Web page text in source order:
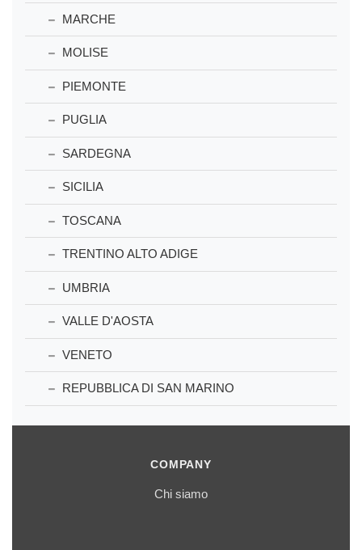
MARCHE
MOLISE
PIEMONTE
PUGLIA
SARDEGNA
SICILIA
TOSCANA
TRENTINO ALTO ADIGE
UMBRIA
VALLE D'AOSTA
VENETO
REPUBBLICA DI SAN MARINO
COMPANY
Chi siamo